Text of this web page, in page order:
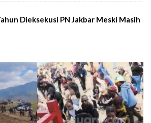
Dieksekusi PN Jakbar Meski Masih